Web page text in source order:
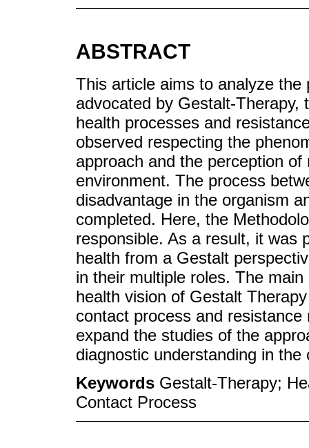
ABSTRACT
This article aims to analyze
advocated by Gestalt-
health processes and
observed respecting the
approach and the perception
environment. The process
disadvantage in the organism
completed. Here, the
responsible. As a result, it was
health from a Gestalt
in their multiple roles. The
health vision of Gestalt
contact process and
expand the studies of the
diagnostic understanding in
Keywords Gestalt-Therapy;
Contact Process